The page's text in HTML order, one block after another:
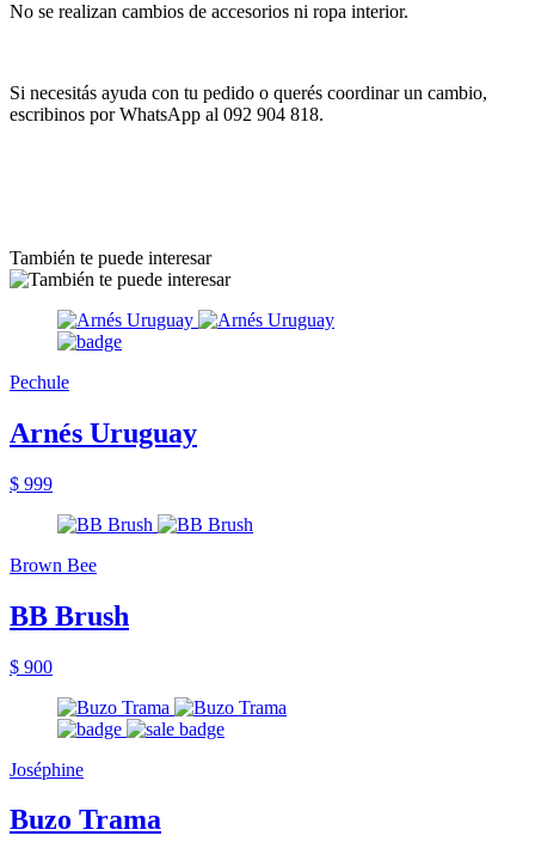
No se realizan cambios de accesorios ni ropa interior.
Si necesitás ayuda con tu pedido o querés coordinar un cambio,
escribinos por WhatsApp al 092 904 818.
También te puede interesar
Pechule
Arnés Uruguay
$ 999
Brown Bee
BB Brush
$ 900
Joséphine
Buzo Trama